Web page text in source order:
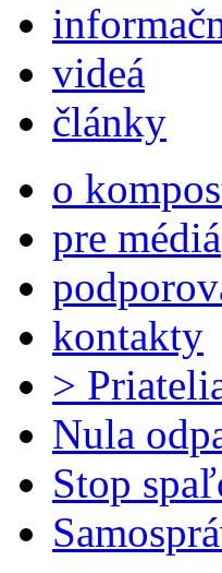
videá
články
o
pre médiá
kontakty
>
Nula
Stop